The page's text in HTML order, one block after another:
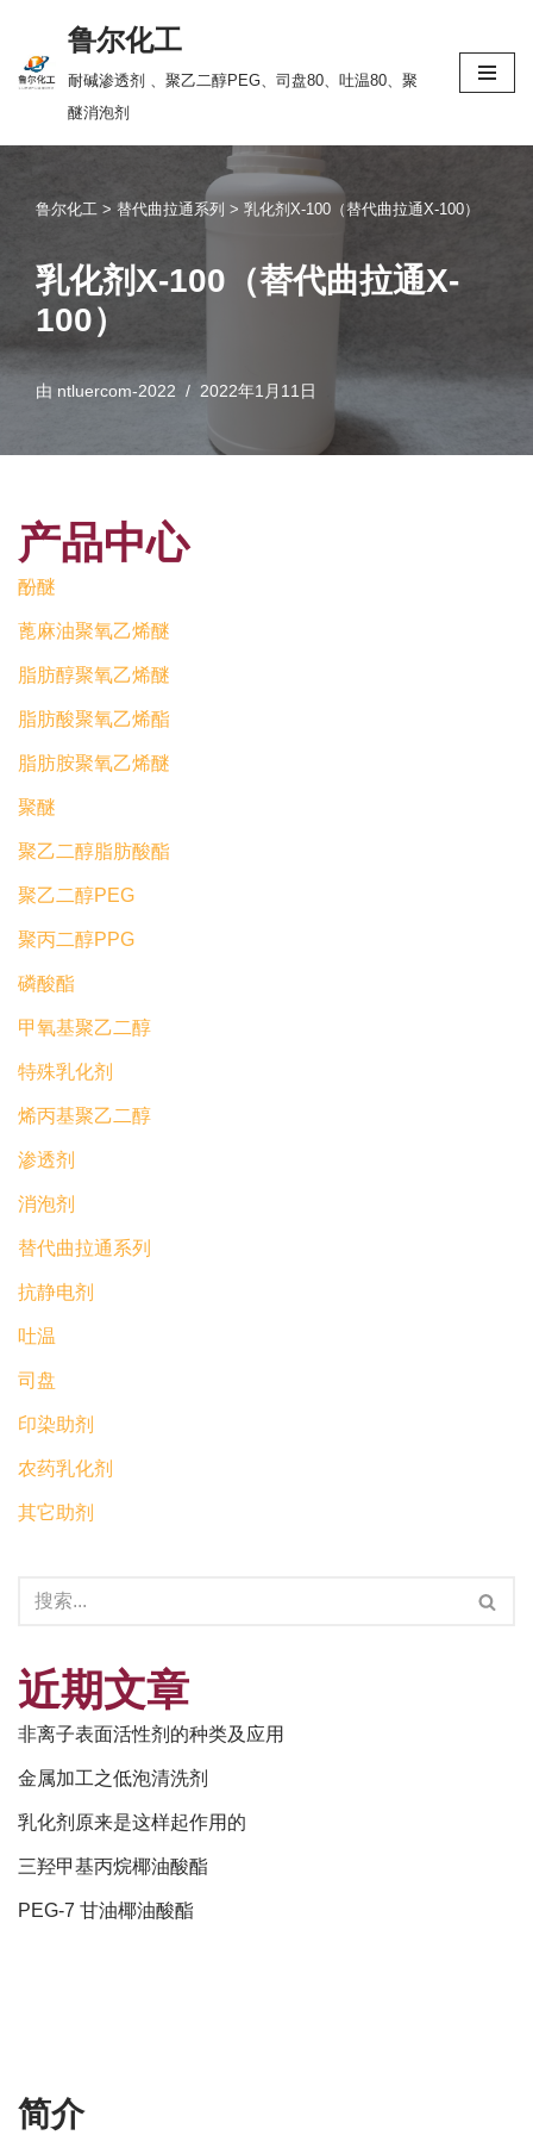
跳
鲁尔化工
耐碱渗透剂 、聚乙二醇PEG、司盘80、吐温80、聚
醚消泡剂
鲁尔化工 > 替代曲拉通系列 > 乳化剂X-100（替代曲拉通X-100）
乳化剂X-100（替代曲拉通X-
100）
由 ntluercom-2022 2022年1月11日
产品中心
酚醚
蓖麻油聚氧乙烯醚
脂肪醇聚氧乙烯醚
脂肪酸聚氧乙烯酯
脂肪胺聚氧乙烯醚
聚醚
聚乙二醇脂肪酸酯
聚乙二醇PEG
聚丙二醇PPG
磷酸酯
甲氧基聚乙二醇
特殊乳化剂
烯丙基聚乙二醇
渗透剂
消泡剂
替代曲拉通系列
抗静电剂
吐温
司盘
印染助剂
农药乳化剂
其它助剂
近期文章
非离子表面活性剂的种类及应用
金属加工之低泡清洗剂
乳化剂原来是这样起作用的
三羟甲基丙烷椰油酸酯
PEG-7 甘油椰油酸酯
简介